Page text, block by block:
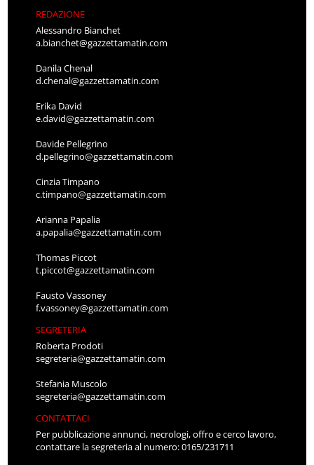
REDAZIONE
Alessandro Bianchet
a.bianchet@gazzettamatin.com
Danila Chenal
d.chenal@gazzettamatin.com
Erika David
e.david@gazzettamatin.com
Davide Pellegrino
d.pellegrino@gazzettamatin.com
Cinzia Timpano
c.timpano@gazzettamatin.com
Arianna Papalia
a.papalia@gazzettamatin.com
Thomas Piccot
t.piccot@gazzettamatin.com
Fausto Vassoney
f.vassoney@gazzettamatin.com
SEGRETERIA
Roberta Prodoti
segreteria@gazzettamatin.com
Stefania Muscolo
segreteria@gazzettamatin.com
CONTATTACI
Per pubblicazione annunci, necrologi, offro e cerco lavoro,
contattare la segreteria al numero: 0165/231711